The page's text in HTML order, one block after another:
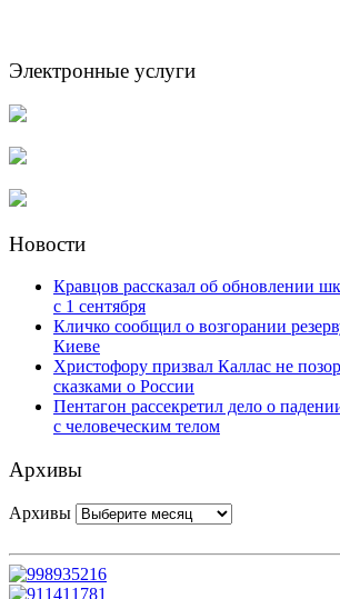
Электронные услуги
Новости
Кравцов рассказал об обновлении
с 1 сентября
Кличко сообщил о возгорании
Киеве
Христофору призвал Каллас не
сказками о России
Пентагон рассекретил дело о
с человеческим телом
Архивы
Архивы